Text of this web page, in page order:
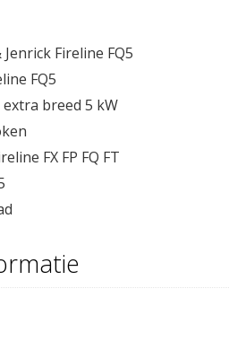
Fireline FQ5
FQ5
breed 5 kW
FX FP FQ FT